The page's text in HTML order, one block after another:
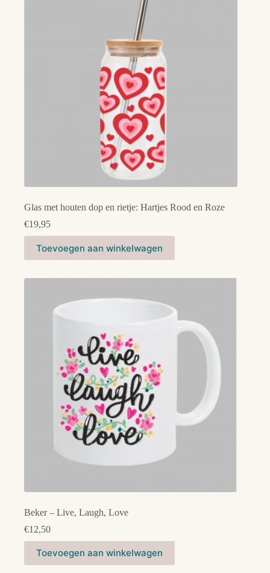
Glas met houten dop en rietje: Hartjes Rood en Roze
€19,95
Toevoegen aan winkelwagen
Beker – Live, Laugh, Love
€12,50
Toevoegen aan winkelwagen